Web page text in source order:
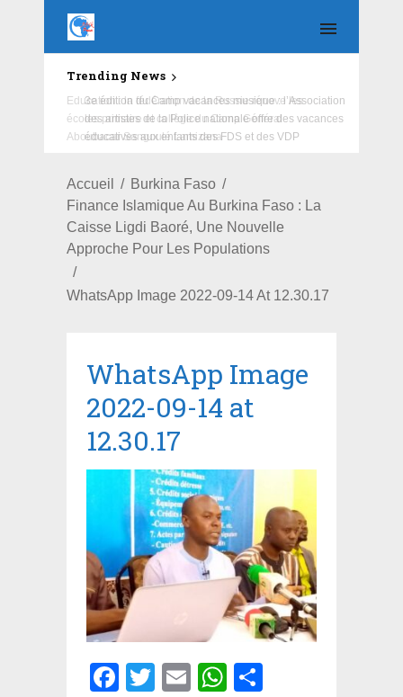
Trending News
Education : la fédération de la Russie rénove les
écoles primaire et collège du Camp Général
Aboubacar Sangoulé Lamizana
Accueil
Burkina Faso
Finance Islamique Au Burkina Faso : La
Caisse Ligdi Baoré, Une Nouvelle
Approche Pour Les Populations
WhatsApp Image 2022-09-14 At 12.30.17
WhatsApp Image
2022-09-14 at
12.30.17
Facebook
Twitter
EmailWhatsApp